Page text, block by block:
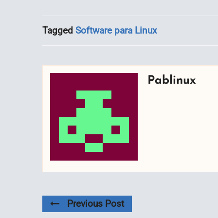
Tagged Software para Linux
Pablinux
Previous Post